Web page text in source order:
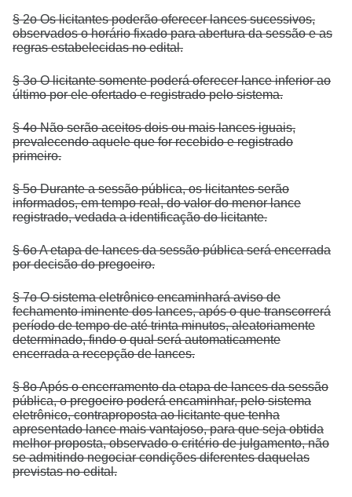
§ 2o Os licitantes poderão oferecer lances sucessivos,
observados o horário fixado para abertura da sessão e as
regras estabelecidas no edital.
§ 3o O licitante somente poderá oferecer lance inferior ao
último por ele ofertado e registrado pelo sistema.
§ 4o Não serão aceitos dois ou mais lances iguais,
prevalecendo aquele que for recebido e registrado
primeiro.
§ 5o Durante a sessão pública, os licitantes serão
informados, em tempo real, do valor do menor lance
registrado, vedada a identificação do licitante.
§ 6o A etapa de lances da sessão pública será encerrada
por decisão do pregoeiro.
§ 7o O sistema eletrônico encaminhará aviso de
fechamento iminente dos lances, após o que transcorrerá
período de tempo de até trinta minutos, aleatoriamente
determinado, findo o qual será automaticamente
encerrada a recepção de lances.
§ 8o Após o encerramento da etapa de lances da sessão
pública, o pregoeiro poderá encaminhar, pelo sistema
eletrônico, contraproposta ao licitante que tenha
apresentado lance mais vantajoso, para que seja obtida
melhor proposta, observado o critério de julgamento, não
se admitindo negociar condições diferentes daquelas
previstas no edital.